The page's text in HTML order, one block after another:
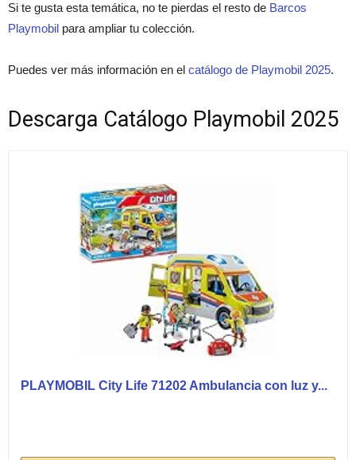
Si te gusta esta temática, no te pierdas el resto de Barcos
Playmobil para ampliar tu colección.
Puedes ver más información en el catálogo de Playmobil 2025.
Descarga Catálogo Playmobil 2025
PLAYMOBIL City Life 71202 Ambulancia con luz y...